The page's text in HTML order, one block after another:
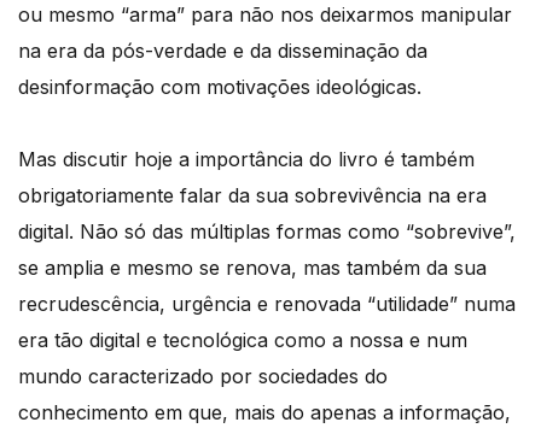
ou mesmo “arma” para não nos deixarmos manipular
na era da pós-verdade e da disseminação da
desinformação com motivações ideológicas.
Mas discutir hoje a importância do livro é também
obrigatoriamente falar da sua sobrevivência na era
digital. Não só das múltiplas formas como “sobrevive”,
se amplia e mesmo se renova, mas também da sua
recrudescência, urgência e renovada “utilidade” numa
era tão digital e tecnológica como a nossa e num
mundo caracterizado por sociedades do
conhecimento em que, mais do apenas a informação,